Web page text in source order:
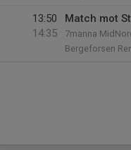
13:50
14:35
Match mot
7manna
Bergeforsen